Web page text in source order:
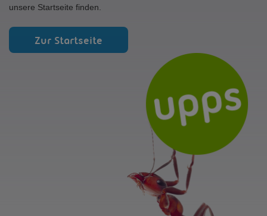
unsere Startseite finden.
Zur Startseite